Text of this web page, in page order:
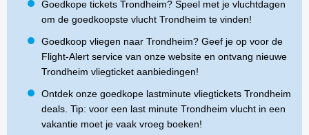
Goedkope tickets Trondheim? Speel met je vluchtdagen
om de goedkoopste vlucht Trondheim te vinden!
Goedkoop vliegen naar Trondheim? Geef je op voor de
Flight-Alert service van onze website en ontvang nieuwe
Trondheim vliegticket aanbiedingen!
Ontdek onze goedkope lastminute vliegtickets Trondheim
deals. Tip: voor een last minute Trondheim vlucht in een
vakantie moet je vaak vroeg boeken!